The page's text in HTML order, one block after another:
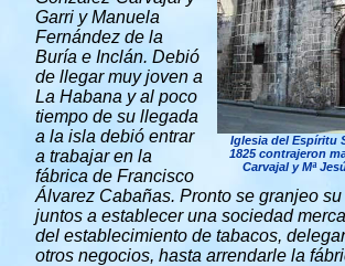
Iglesia del Espíritu
1825 contrajeron
Carvajal y Mª
Garri y Manuela
Fernández de la
Buría e Inclán. Debió
de llegar muy joven a
La Habana y al poco
tiempo de su llegada
a la isla debió entrar
a trabajar en la
fábrica de Francisco
Álvarez Cabañas. Pronto se granjeo
juntos a establecer una sociedad
del establecimiento de tabacos,
otros negocios, hasta arrendarle la